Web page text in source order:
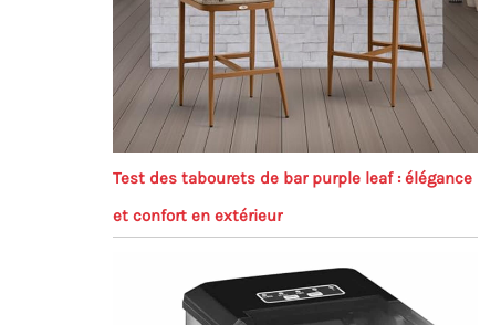
Test des tabourets de bar purple leaf : élégance
et confort en extérieur